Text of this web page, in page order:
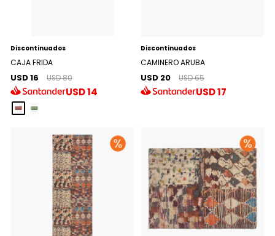
Discontinuados
CAJA FRIDA
USD 16 USD 80
USD14
Discontinuados
CAMINERO ARUBA
USD 20 USD 65
USD17